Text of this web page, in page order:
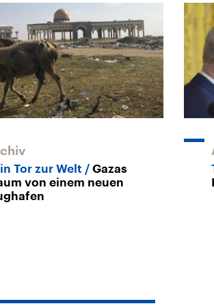
Tor zur Welt
Gazas
von einem neuen